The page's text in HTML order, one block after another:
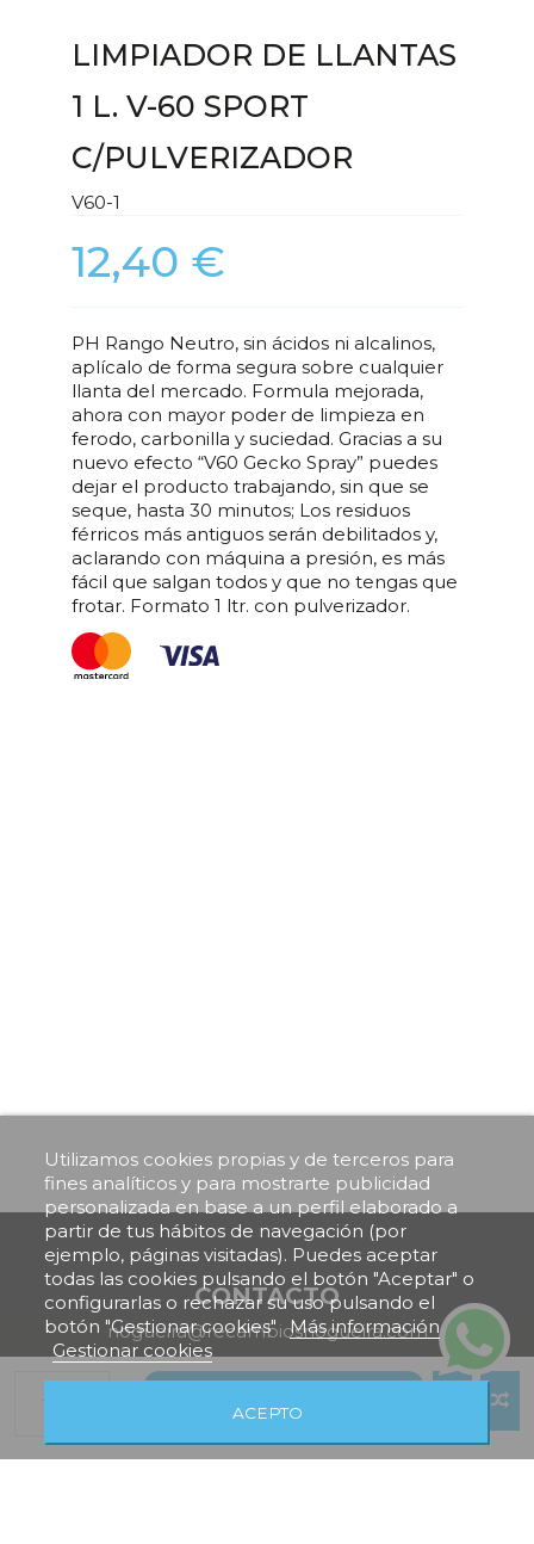
Utilizamos cookies propias y de terceros para
fines analíticos y para mostrarte publicidad
personalizada en base a un perfil elaborado a
partir de tus hábitos de navegación (por
ejemplo, páginas visitadas). Puedes aceptar
todas las cookies pulsando el botón "Aceptar" o
configurarlas o rechazar su uso pulsando el
botón "Gestionar cookies" Más información
Gestionar cookies
ACEPTO
LIMPIADOR DE LLANTAS
1 L. V-60 SPORT
C/PULVERIZADOR
V60-1
12,40 €
PH Rango Neutro, sin ácidos ni alcalinos,
aplícalo de forma segura sobre cualquier
llanta del mercado. Formula mejorada,
ahora con mayor poder de limpieza en
ferodo, carbonilla y suciedad. Gracias a su
nuevo efecto “V60 Gecko Spray” puedes
dejar el producto trabajando, sin que se
seque, hasta 30 minutos; Los residuos
férricos más antiguos serán debilitados y,
aclarando con máquina a presión, es más
fácil que salgan todos y que no tengas que
frotar. Formato 1 ltr. con pulverizador.
Añadir al carrito
CONTACTO
nogueira@recambiosnogueira.com
+34 981 701 223